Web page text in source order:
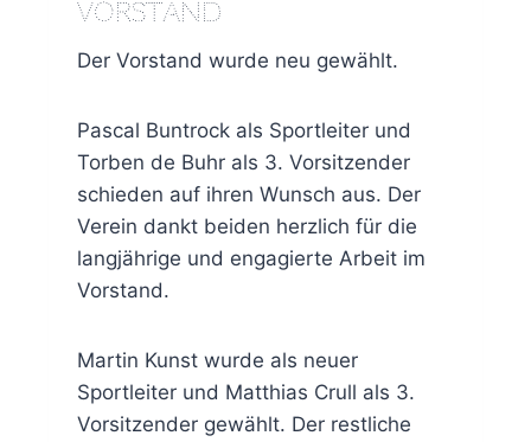
Vorstand
Der Vorstand wurde neu gewählt.
Pascal Buntrock als Sportleiter und
Torben de Buhr als 3. Vorsitzender
schieden auf ihren Wunsch aus. Der
Verein dankt beiden herzlich für die
langjährige und engagierte Arbeit im
Vorstand.
Martin Kunst wurde als neuer
Sportleiter und Matthias Crull als 3.
Vorsitzender gewählt. Der restliche